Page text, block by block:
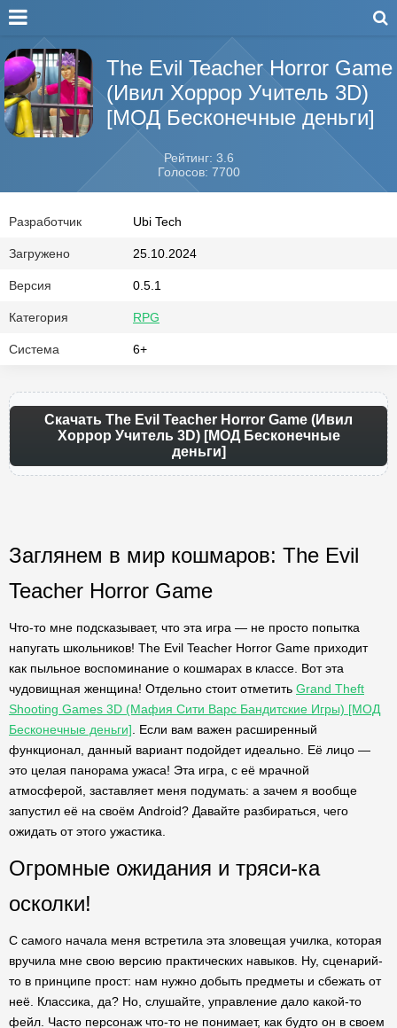
The Evil Teacher Horror Game
(Ивил Хоррор Учитель 3D)
[МОД Бесконечные деньги]
Рейтинг: 3.6
Голосов: 7700
Разработчик Ubi Tech
Загружено 25.10.2024
Версия 0.5.1
Категория RPG
Система 6+
Скачать The Evil Teacher Horror Game (Ивил
Хоррор Учитель 3D) [МОД Бесконечные
деньги]
Заглянем в мир кошмаров: The Evil
Teacher Horror Game
Что-то мне подсказывает, что эта игра — не просто попытка
напугать школьников! The Evil Teacher Horror Game приходит
как пыльное воспоминание о кошмарах в классе. Вот эта
чудовищная женщина! Отдельно стоит отметить Grand Theft
Shooting Games 3D (Мафия Сити Варс Бандитские Игры) [МОД
Бесконечные деньги] . Если вам важен расширенный
функционал, данный вариант подойдет идеально. Её лицо —
это целая панорама ужаса! Эта игра, с её мрачной
атмосферой, заставляет меня подумать: а зачем я вообще
запустил её на своём Android? Давайте разбираться, чего
ожидать от этого ужастика.
Огромные ожидания и тряси-ка
осколки!
С самого начала меня встретила эта зловещая училка, которая
вручила мне свою версию практических навыков. Ну, сценарий-
то в принципе прост: нам нужно добыть предметы и сбежать от
неё. Классика, да? Но, слушайте, управление дало какой-то
фейл. Часто персонаж что-то не понимает, как будто он в своем